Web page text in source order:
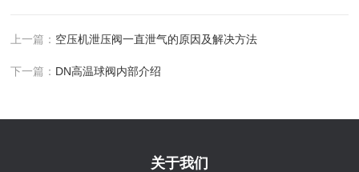
上一篇： 空压机泄压阀一直泄气的原因及解决方法
下一篇： DN高温球阀内部介绍
关于我们